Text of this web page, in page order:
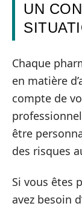
UN
Chaque
en matière
compte de
être
des risques
Si vous êtes
avez besoin